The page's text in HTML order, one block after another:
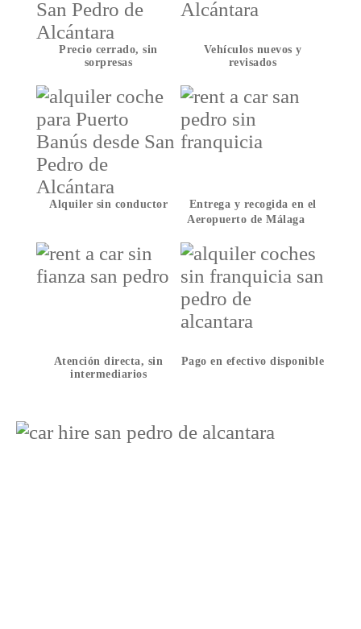
Precio cerrado, sin
sorpresas
Vehículos nuevos y
revisados
Alquiler sin conductor
Entrega y recogida en el
Aeropuerto de Málaga
Atención directa, sin
intermediarios
Pago en efectivo disponible